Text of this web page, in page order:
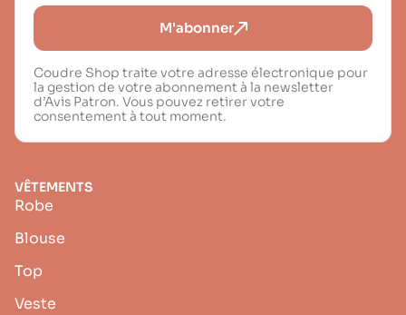
M'abonner
Coudre Shop traite votre adresse électronique pour
la gestion de votre abonnement à la newsletter
d’Avis Patron. Vous pouvez retirer votre
consentement à tout moment.
VÊTEMENTS
Robe
Blouse
Top
Veste